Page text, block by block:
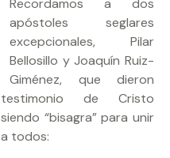
Recordamos a dos
apóstoles seglares
excepcionales, Pilar
Bellosillo y Joaquín Ruiz-
Giménez, que dieron
testimonio de Cristo
siendo “bisagra” para unir
a todos: